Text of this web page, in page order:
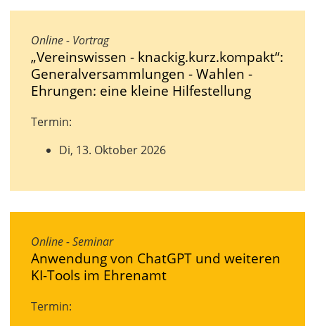
Online - Vortrag
„Vereinswissen - knackig.kurz.kompakt“:
Generalversammlungen - Wahlen -
Ehrungen: eine kleine Hilfestellung
Termin:
Di, 13. Oktober 2026
Online - Seminar
Anwendung von ChatGPT und weiteren
KI-Tools im Ehrenamt
Termin: